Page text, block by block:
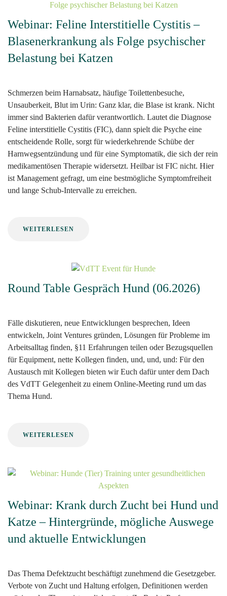
Webinar: Feline Interstitielle Cystitis –
Blasenerkrankung als Folge psychischer
Belastung bei Katzen
Schmerzen beim Harnabsatz, häufige Toilettenbesuche,
Unsauberkeit, Blut im Urin: Ganz klar, die Blase ist krank. Nicht
immer sind Bakterien dafür verantwortlich. Lautet die Diagnose
Feline interstitielle Cystitis (FIC), dann spielt die Psyche eine
entscheidende Rolle, sorgt für wiederkehrende Schübe der
Harnwegsentzündung und für eine Symptomatik, die sich der rein
medikamentösen Therapie widersetzt. Heilbar ist FIC nicht. Hier
ist Management gefragt, um eine bestmögliche Symptomfreiheit
und lange Schub-Intervalle zu erreichen.
WEITERLESEN
Round Table Gespräch Hund (06.2026)
Fälle diskutieren, neue Entwicklungen besprechen, Ideen
entwickeln, Joint Ventures gründen, Lösungen für Probleme im
Arbeitsalltag finden, §11 Erfahrungen teilen oder Bezugsquellen
für Equipment, nette Kollegen finden, und, und, und: Für den
Austausch mit Kollegen bieten wir Euch dafür unter dem Dach
des VdTT Gelegenheit zu einem Online-Meeting rund um das
Thema Hund.
WEITERLESEN
Webinar: Krank durch Zucht bei Hund und
Katze – Hintergründe, mögliche Auswege
und aktuelle Entwicklungen
Das Thema Defektzucht beschäftigt zunehmend die Gesetzgeber.
Verbote von Zucht und Haltung erfolgen, Definitionen werden